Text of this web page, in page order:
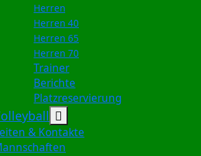
Herren
Herren 40
Herren 65
Herren 70
Trainer
Berichte
Platzreservierung
Informationen: Tischtennis
& Kontakte